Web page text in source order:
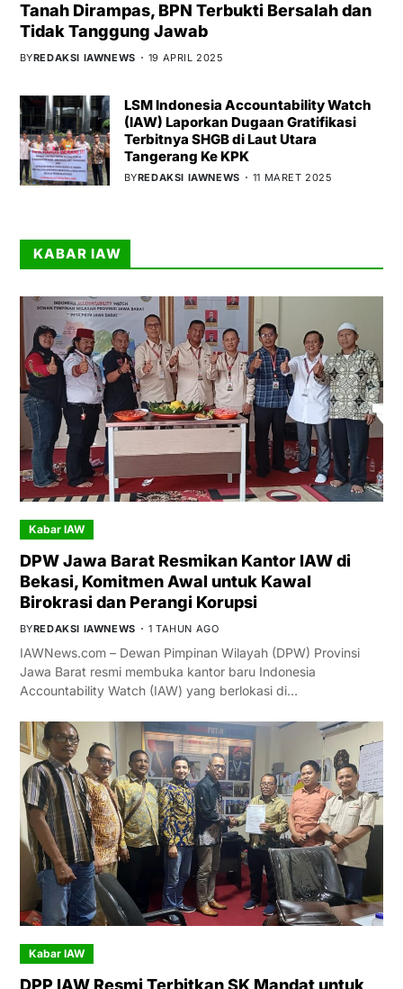
Tanah Dirampas, BPN Terbukti Bersalah dan
Tidak Tanggung Jawab
BYREDAKSI IAWNEWS 19 APRIL 2025
LSM Indonesia Accountability Watch
(IAW) Laporkan Dugaan Gratifikasi
Terbitnya SHGB di Laut Utara
Tangerang Ke KPK
BYREDAKSI IAWNEWS 11 MARET 2025
KABAR IAW
Kabar IAW
DPW Jawa Barat Resmikan Kantor IAW di
Bekasi, Komitmen Awal untuk Kawal
Birokrasi dan Perangi Korupsi
BYREDAKSI IAWNEWS 1 TAHUN AGO
IAWNews.com – Dewan Pimpinan Wilayah (DPW) Provinsi
Jawa Barat resmi membuka kantor baru Indonesia
Accountability Watch (IAW) yang berlokasi di…
Kabar IAW
DPP IAW Resmi Terbitkan SK Mandat untuk